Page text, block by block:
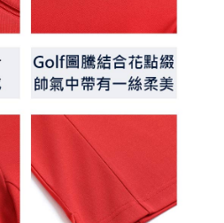
覽以下網址：
定代理人或監護人之同意方可使用
申辦者引起之損失，本公司不負相關責
有額度不足之情形，本公司將視審查結果
他人資訊註冊。若發現惡意使用之情形，
該用戶之使用額度並採取法律行動。